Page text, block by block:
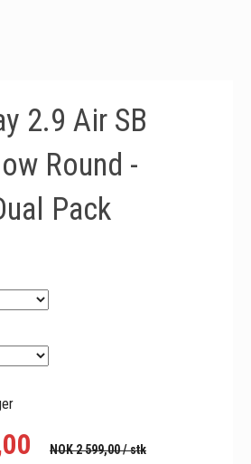
2.9 Air SB
Round -
Pack
NOK 2 599,00/ stk